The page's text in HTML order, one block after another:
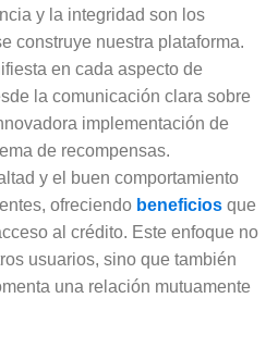
y la integridad son los
construye nuestra plataforma.
en cada aspecto de
la comunicación clara sobre
implementación de
de recompensas.
y el buen comportamiento
ofreciendo beneficios que
al crédito. Este enfoque no
usuarios, sino que también
una relación mutuamente